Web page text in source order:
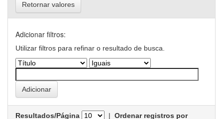
Retornar valores
Adicionar filtros:
Utilizar filtros para refinar o resultado de busca.
Resultados/Página | Ordenar registros por